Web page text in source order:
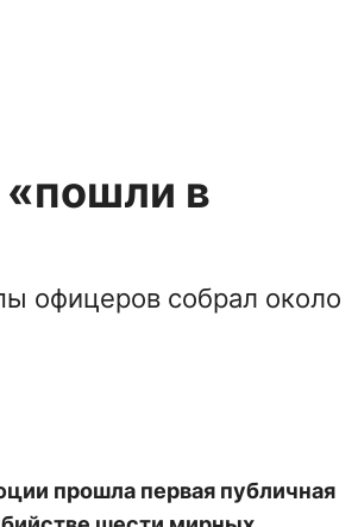
в
офицеров собрал около
прошла первая публичная